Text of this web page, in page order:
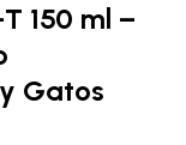
150 ml –
Gatos